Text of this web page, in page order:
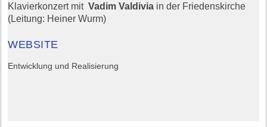
Klavierkonzert mitVadim Valdivia in der Friedenskirche
(Leitung: Heiner Wurm)
WEBSITE
Entwicklung und Realisierung